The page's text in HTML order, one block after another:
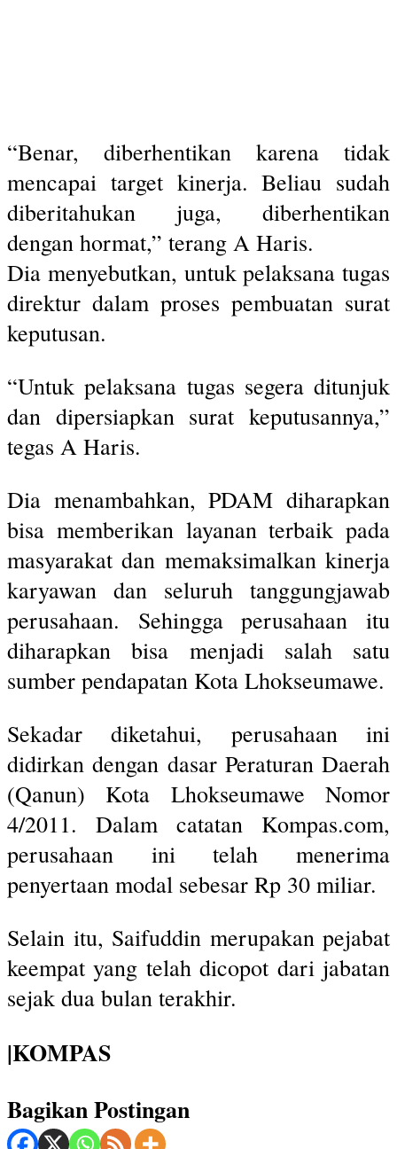
“Benar, diberhentikan karena tidak
mencapai target kinerja. Beliau sudah
diberitahukan juga, diberhentikan
dengan hormat,” terang A Haris.
Dia menyebutkan, untuk pelaksana tugas
direktur dalam proses pembuatan surat
keputusan.
“Untuk pelaksana tugas segera ditunjuk
dan dipersiapkan surat keputusannya,”
tegas A Haris.
Dia menambahkan, PDAM diharapkan
bisa memberikan layanan terbaik pada
masyarakat dan memaksimalkan kinerja
karyawan dan seluruh tanggungjawab
perusahaan. Sehingga perusahaan itu
diharapkan bisa menjadi salah satu
sumber pendapatan Kota Lhokseumawe.
Sekadar diketahui, perusahaan ini
didirkan dengan dasar Peraturan Daerah
(Qanun) Kota Lhokseumawe Nomor
4/2011. Dalam catatan Kompas.com,
perusahaan ini telah menerima
penyertaan modal sebesar Rp 30 miliar.
Selain itu, Saifuddin merupakan pejabat
keempat yang telah dicopot dari jabatan
sejak dua bulan terakhir.
|KOMPAS
Bagikan Postingan